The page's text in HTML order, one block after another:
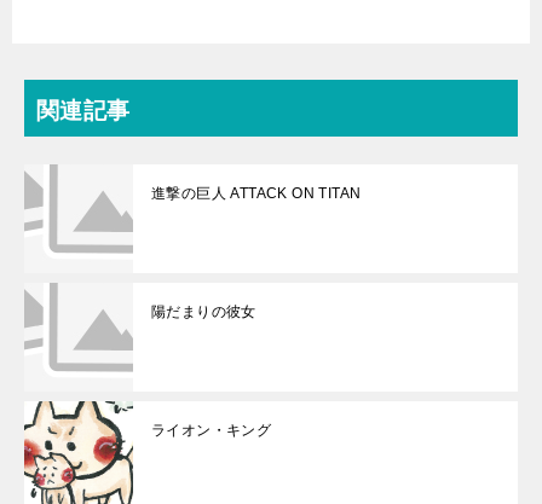
関連記事
進撃の巨人 ATTACK ON TITAN
陽だまりの彼女
ライオン・キング